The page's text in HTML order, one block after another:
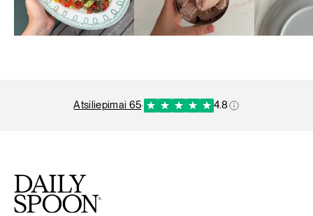
atsiliepimai 65· 4.8